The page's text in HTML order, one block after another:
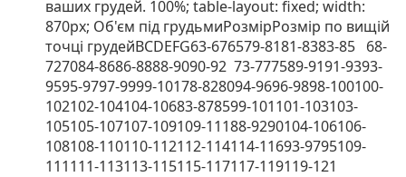
ваших грудей. 100%; table-layout: fixed; width:
870px; Об'єм під грудьмиРозмірРозмір по вищій
точці грудейBCDEFG63-676579-8181-8383-85 68-
727084-8686-8888-9090-92 73-777589-9191-9393-
9595-9797-9999-10178-828094-9696-9898-100100-
102102-104104-10683-878599-101101-103103-
105105-107107-109109-11188-9290104-106106-
108108-110110-112112-114114-11693-9795109-
111111-113113-115115-117117-119119-121